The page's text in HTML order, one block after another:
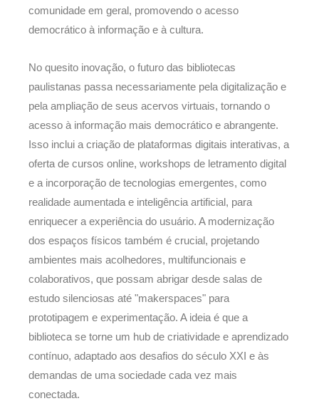
comunidade em geral, promovendo o acesso
democrático à informação e à cultura.
No quesito inovação, o futuro das bibliotecas
paulistanas passa necessariamente pela digitalização e
pela ampliação de seus acervos virtuais, tornando o
acesso à informação mais democrático e abrangente.
Isso inclui a criação de plataformas digitais interativas, a
oferta de cursos online, workshops de letramento digital
e a incorporação de tecnologias emergentes, como
realidade aumentada e inteligência artificial, para
enriquecer a experiência do usuário. A modernização
dos espaços físicos também é crucial, projetando
ambientes mais acolhedores, multifuncionais e
colaborativos, que possam abrigar desde salas de
estudo silenciosas até "makerspaces" para
prototipagem e experimentação. A ideia é que a
biblioteca se torne um hub de criatividade e aprendizado
contínuo, adaptado aos desafios do século XXI e às
demandas de uma sociedade cada vez mais
conectada.